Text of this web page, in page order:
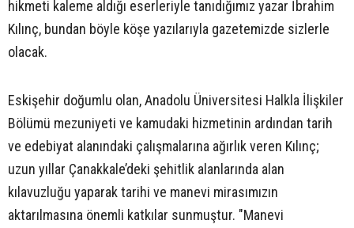
hikmeti kaleme aldığı eserleriyle tanıdığımız yazar İbrahim
Kılınç, bundan böyle köşe yazılarıyla gazetemizde sizlerle
olacak.
Eskişehir doğumlu olan, Anadolu Üniversitesi Halkla İlişkiler
Bölümü mezuniyeti ve kamudaki hizmetinin ardından tarih
ve edebiyat alanındaki çalışmalarına ağırlık veren Kılınç;
uzun yıllar Çanakkale’deki şehitlik alanlarında alan
kılavuzluğu yaparak tarihi ve manevi mirasımızın
aktarılmasına önemli katkılar sunmuştur. "Manevi